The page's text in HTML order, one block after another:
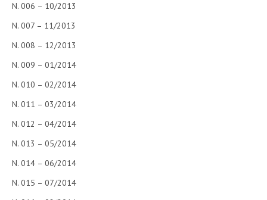
TAX RISK MANAGEMENT
CRIMINOLOGIA TRIBUTARIA
CFC E PARADISI FISCALI
TRANSFER PRICING
N. 006 – 10/2013
N. 007 – 11/2013
N. 008 – 12/2013
N. 009 – 01/2014
N. 010 – 02/2014
N. 011 – 03/2014
N. 012 – 04/2014
N. 013 – 05/2014
N. 014 – 06/2014
N. 015 – 07/2014